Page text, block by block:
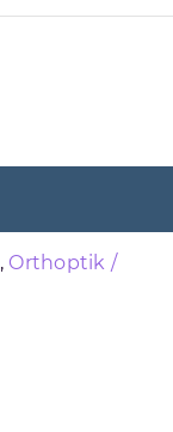
, Orthoptik /